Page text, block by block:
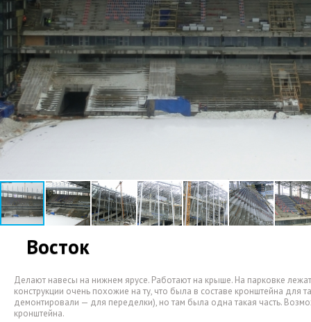
Восток
Делают навесы на нижнем ярусе. Работают на крыше. На парковке
конструкции очень похожие на ту, что была в составе кронштейна для
демонтировали — для переделки), но там была одна такая часть.
кронштейна.